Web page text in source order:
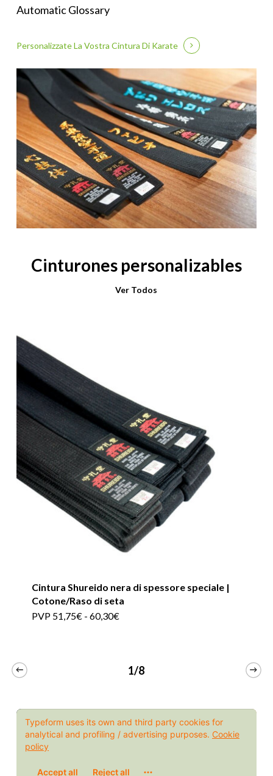
Automatic Glossary
Personalizzate La Vostra Cintura Di Karate
Cinturones personalizables
Ver Todos
Cintura Shureido nera di spessore speciale |
Cotone/Raso di seta
PVP 51,75€ - 60,30€Fascia
51,75€
Questo
Le
opzioni
essere
1/8